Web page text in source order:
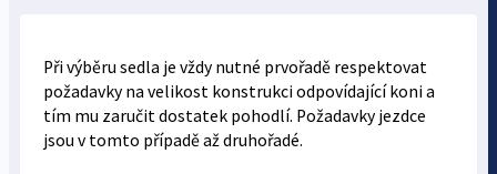
Při výběru sedla je vždy nutné prvořadě respektovat
požadavky na velikost konstrukci odpovídající koni a
tím mu zaručit dostatek pohodlí. Požadavky jezdce
jsou v tomto případě až druhořadé.